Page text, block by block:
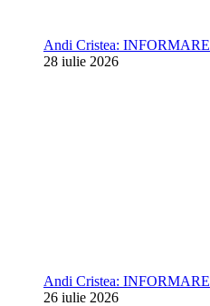
Andi Cristea: INFORMARE
28 iulie 2026
Andi Cristea: INFORMARE
26 iulie 2026